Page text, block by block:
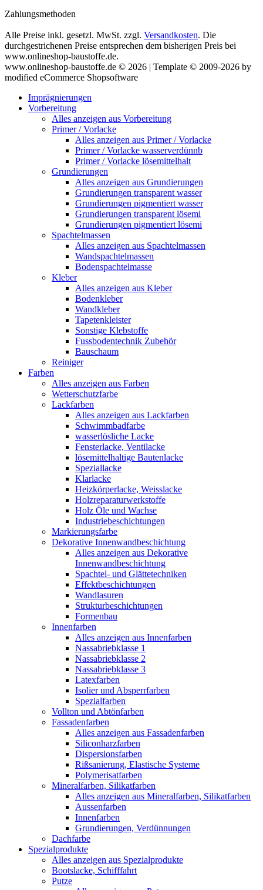
Zahlungsmethoden
Alle Preise inkl. gesetzl. MwSt. zzgl. Versandkosten. Die
durchgestrichenen Preise entsprechen dem bisherigen Preis bei
www.onlineshop-baustoffe.de.
www.onlineshop-baustoffe.de © 2026 | Template © 2009-2026 by
modified eCommerce Shopsoftware
Imprägnierungen
Vorbereitung
Alles anzeigen aus Vorbereitung
Primer / Vorlacke
Alles anzeigen aus Primer / Vorlacke
Primer / Vorlacke wasserverdünnb
Primer / Vorlacke lösemittelhalt
Grundierungen
Alles anzeigen aus Grundierungen
Grundierungen transparent wasser
Grundierungen pigmentiert wasser
Grundierungen transparent lösemi
Grundierungen pigmentiert lösemi
Spachtelmassen
Alles anzeigen aus Spachtelmassen
Wandspachtelmassen
Bodenspachtelmasse
Kleber
Alles anzeigen aus Kleber
Bodenkleber
Wandkleber
Tapetenkleister
Sonstige Klebstoffe
Fussbodentechnik Zubehör
Bauschaum
Reiniger
Farben
Alles anzeigen aus Farben
Wetterschutzfarbe
Lackfarben
Alles anzeigen aus Lackfarben
Schwimmbadfarbe
wasserlösliche Lacke
Fensterlacke, Ventilacke
lösemittelhaltige Bautenlacke
Speziallacke
Klarlacke
Heizkörperlacke, Weisslacke
Holzreparaturwerkstoffe
Holz Öle und Wachse
Industriebeschichtungen
Markierungsfarbe
Dekorative Innenwandbeschichtung
Alles anzeigen aus Dekorative
Innenwandbeschichtung
Spachtel- und Glättetechniken
Effektbeschichtungen
Wandlasuren
Strukturbeschichtungen
Formenbau
Innenfarben
Alles anzeigen aus Innenfarben
Nassabriebklasse 1
Nassabriebklasse 2
Nassabriebklasse 3
Latexfarben
Isolier und Absperrfarben
Spezialfarben
Vollton und Abtönfarben
Fassadenfarben
Alles anzeigen aus Fassadenfarben
Siliconharzfarben
Dispersionsfarben
Rißsanierung, Elastische Systeme
Polymerisatfarben
Mineralfarben, Silikatfarben
Alles anzeigen aus Mineralfarben, Silikatfarben
Aussenfarben
Innenfarben
Grundierungen, Verdünnungen
Dachfarbe
Spezialprodukte
Alles anzeigen aus Spezialprodukte
Bootslacke, Schifffahrt
Putze